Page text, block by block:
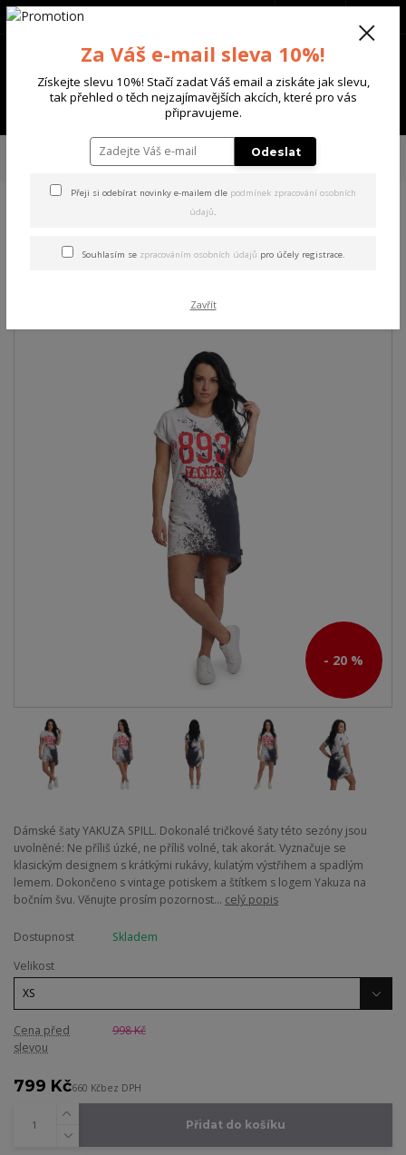
Menu
+420 702 136 620
ŠATY
Yakuza dámské šaty Spill Urban T-Shirt Dress
Urban T-Shirt Dress white XS
- 20 %
Dámské šaty YAKUZA SPILL. Dokonalé tričkové šaty této sezóny jsou
uvolněné: Ne příliš úzké, ne příliš volné, tak akorát. Vyznačuje se
klasickým designem s krátkými rukávy, kulatým výstřihem a spadlým
lemem. Dokončeno s vintage potiskem a štítkem s logem Yakuza na
bočním švu. Věnujte prosím pozornost... celý popis
Dostupnost
Skladem
Velikost
Cena před
slevou
998 Kč
799 Kč660 Kčbez DPH
Přidat do košíku
Za Váš e-mail sleva 10%!
Získejte slevu 10%! Stačí zadat Váš email a ziskáte jak slevu,
tak přehled o těch nejzajímavějších akcích, které pro vás
připravujeme.
Odeslat
Přeji si odebírat novinky e-mailem dle podmínek zpracování osobních
údajů.
Souhlasím se zpracováním osobních údajů pro účely registrace.
Zavřít